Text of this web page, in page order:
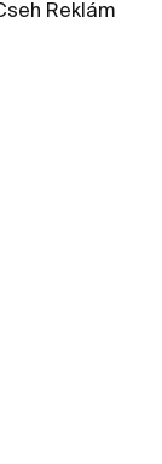
Reklám